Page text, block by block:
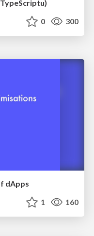
0 300
dApps
1 160